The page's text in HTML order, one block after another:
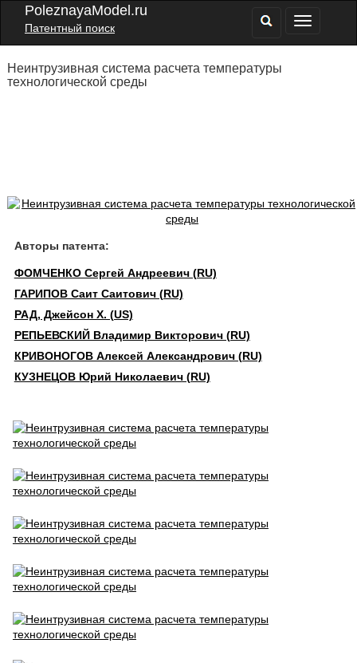
PoleznayaModel.ru
Патентный поиск
Неинтрузивная система расчета температуры
технологической среды
Авторы патента:
ФОМЧЕНКО Сергей Андреевич (RU)
ГАРИПОВ Саит Саитович (RU)
РАД, Джейсон Х. (US)
РЕПЬЕВСКИЙ Владимир Викторович (RU)
КРИВОНОГОВ Алексей Александрович (RU)
КУЗНЕЦОВ Юрий Николаевич (RU)